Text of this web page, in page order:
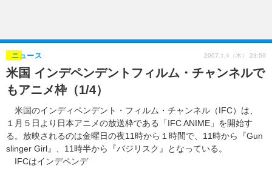
ゲーム グッズ
イベント
海外イベント ビジネス
俳優・タレント アーティスト
ビジネス
アニメ 実写
書評
ゲーム 座談会
動画
アニメ！アニメ！TV ABEMA Cafe
米国 インデペンデントフィルム・チャンネルで
もアニメ枠（1/4）
米国のインディペンデント・フィルム・チャンネル（IFC）は、
１月５日より日本アニメの放送枠である「IFC ANIME」を開始す
る。放映されるのは金曜日の夜11時から１時間で、11時から『Gun
slinger Girl』、11時半から『バジリスク』となっている。
IFCはインデペンデ
ニュース 2007.1.4（木） 23:59